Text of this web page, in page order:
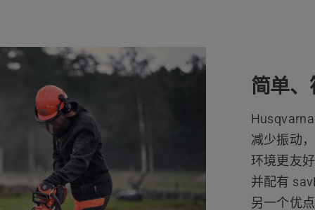
简单
减少振动
环境更友
并配有
另一个优